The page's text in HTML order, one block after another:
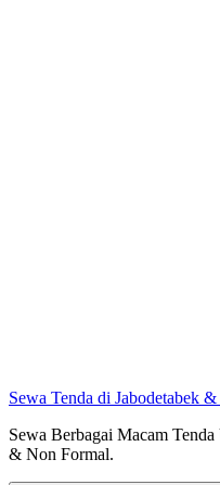
Sewa Tenda di Jabodetabek
Sewa Berbagai Macam
& Non Formal.